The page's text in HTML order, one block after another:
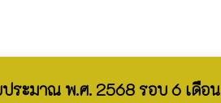
ระมาณ พ.ศ. 2568 รอบ 6 เดือน